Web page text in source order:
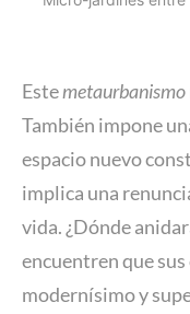
Estemetaurbanismo
También impone
espacio nuevo
implica una
vida. ¿Dónde
encuentren que
modernísimo y